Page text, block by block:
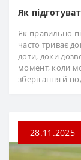
Як
Як правильно
часто триває
доти, доки
момент, коли
зберігання й
28.11.2025